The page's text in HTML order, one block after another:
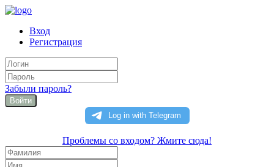
Вход
Регистрация
Забыли пароль?
Войти
Проблемы со входом? Жмите сюда!